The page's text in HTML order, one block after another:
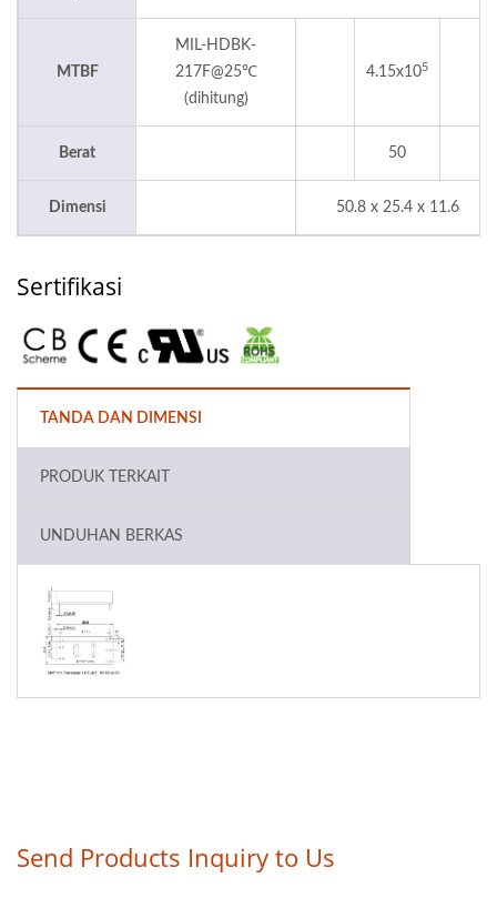
MTBF
MIL-HDBK-
217F@25℃
(dihitung)
4.15x105
Berat 50
Dimensi 50.8 x 25.4 x 11.6
Sertifikasi
TANDA DAN DIMENSI
PRODUK TERKAIT
UNDUHAN BERKAS